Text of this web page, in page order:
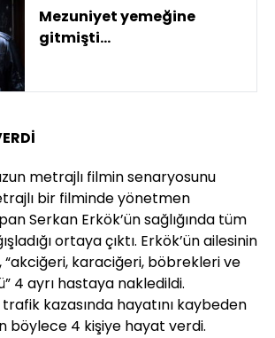
Mezuniyet yemeğine
gitmişti...
metrajlı filmin senaryosunu
bir filminde yönetmen
Serkan Erkök’ün sağlığında tüm
ortaya çıktı. Erkök’ün ailesinin
“akciğeri, karaciğeri, böbrekleri ve
4 ayrı hastaya nakledildi.
kazasında hayatını kaybeden
böylece 4 kişiye hayat verdi.